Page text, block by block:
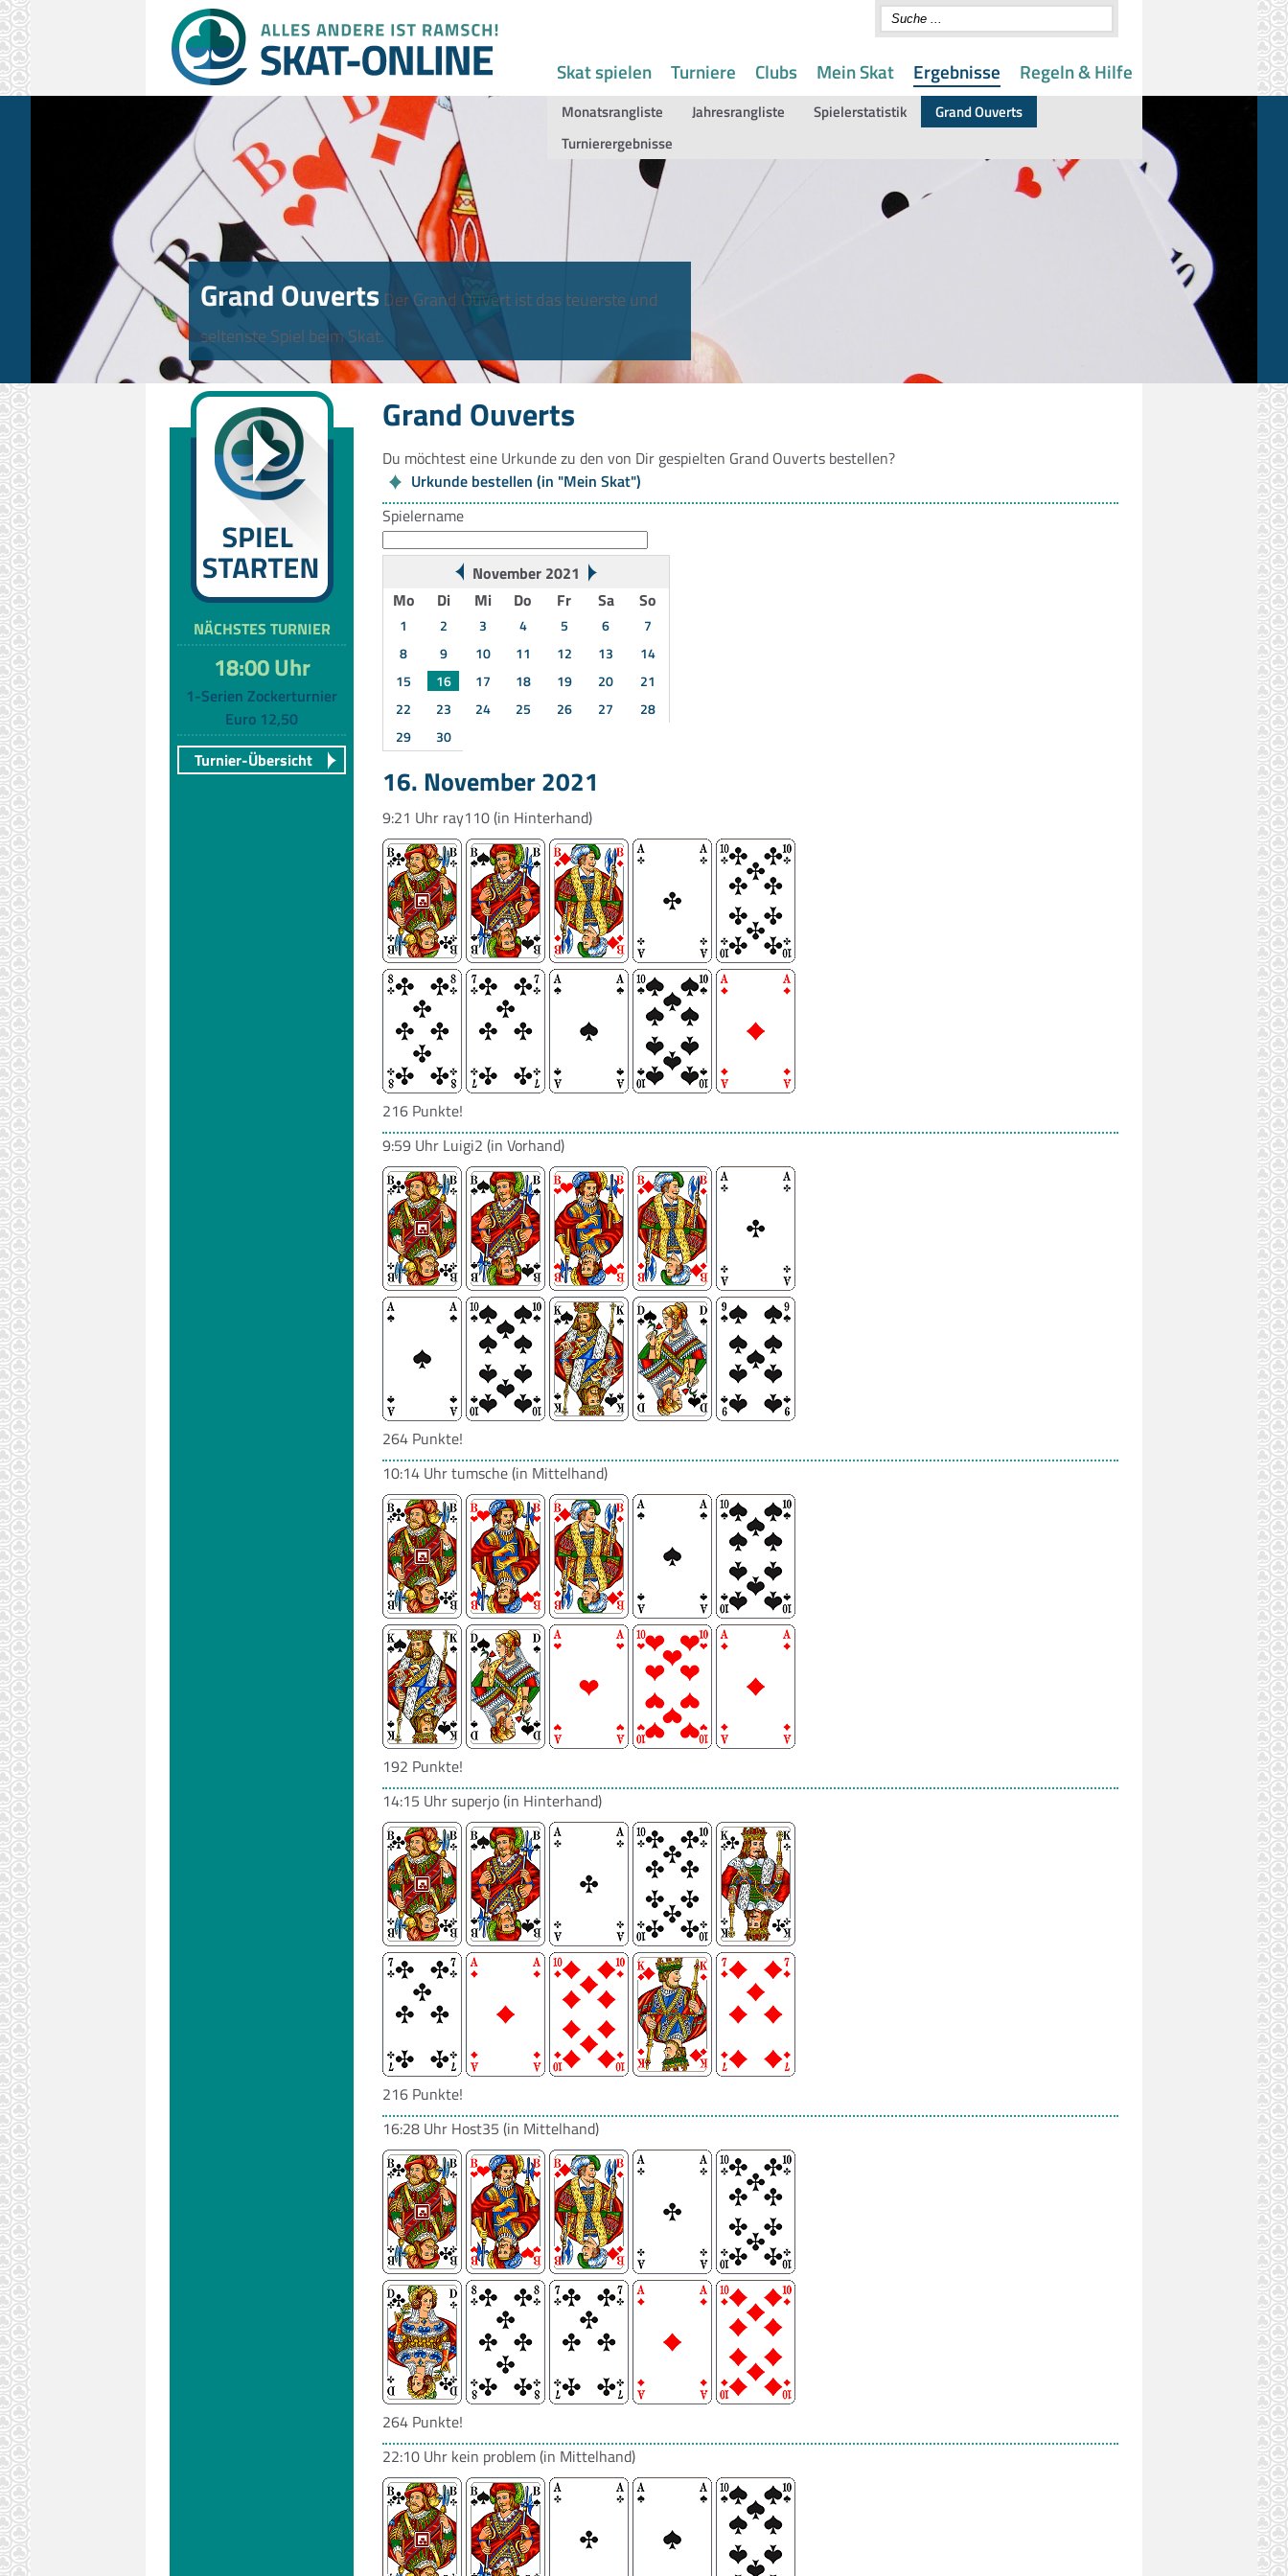
Skat spielen Turniere Clubs Mein Skat Ergebnisse
Monatsrangliste Jahresrangliste Spielerstatistik
Grand Ouverts
Turnierergebnisse
Regeln & Hilfe
Grand Ouverts Der Grand Ouvert ist das teuerste und
seltenste Spiel beim Skat.
NÄCHSTES TURNIER
18:00 Uhr
1-Serien Zockerturnier
Euro 12,50
Turnier-Übersicht
Grand Ouverts
Du möchtest eine Urkunde zu den von Dir gespielten Grand Ouverts bestellen?
Urkunde bestellen (in "Mein Skat")
Spielername
November 2021
Mo
Di Mi Do Fr Sa So
1 2 3 4 5 6
7
8
9 10 11 12 13
14
15
16 17 18 19 20
21
22
23 24 25 26 27
28
29
30
16. November 2021
9:21 Uhr ray110(in Hinterhand)
216 Punkte!
9:59 Uhr Luigi2 (in Vorhand)
264 Punkte!
10:14 Uhrtumsche(in Mittelhand)
192 Punkte!
14:15 Uhrsuperjo(in Hinterhand)
216 Punkte!
16:28 Uhr Host35 (in Mittelhand)
264 Punkte!
22:10 Uhr kein problem(in Mittelhand)